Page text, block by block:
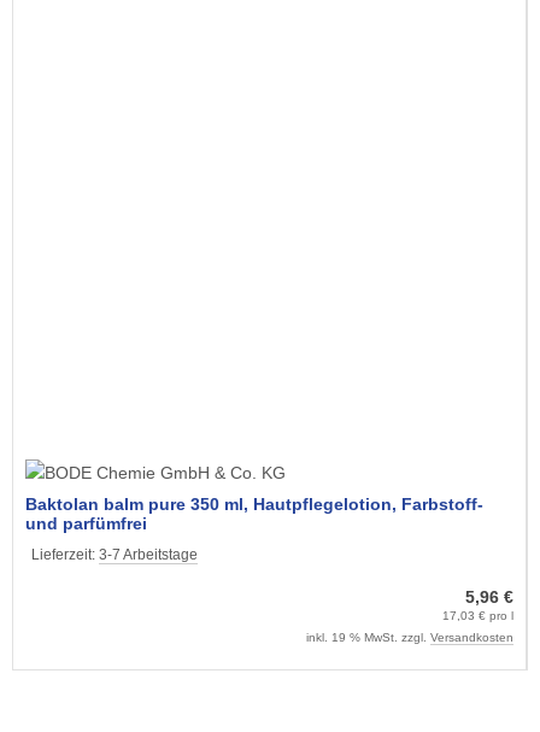
Baktolan balm pure 350 ml, Hautpflegelotion, Farbstoff-
und parfümfrei
Lieferzeit: 3-7 Arbeitstage
5,96 €
17,03 € pro l
inkl. 19 % MwSt. zzgl. Versandkosten